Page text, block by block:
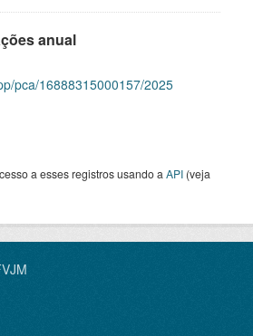
anual
pca/16888315000157/2025
a esses registros usando a API (veja